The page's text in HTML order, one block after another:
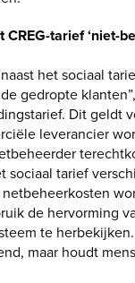
tarief ‘niet-
het sociaal
gedropte
Dit geldt
leverancier
sociaal tarief
de hervorming
te
maar houdt